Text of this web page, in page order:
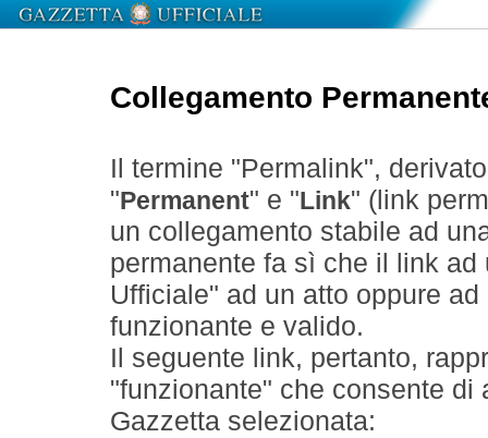
Collegamento
Il termine "Permalink",
" Permanent" e " Link" (link
un collegamento stabile ad
permanente fa sì che il link
Ufficiale" ad un atto oppure
funzionante e valido.
Il seguente link, pertanto,
"funzionante" che consente
Gazzetta selezionata: